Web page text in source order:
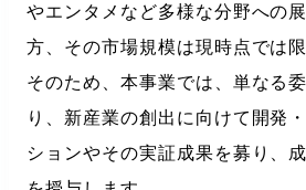
【第2回コミュニティイベント終
参加団体：49団体 ご参加ありが
2026.04.13
公募説明会のQ&Aを掲載しまし
を更新）
やエンタメなど多様な分野への
方、その市場規模は現時点では限
そのため、本事業では、単なる
り、新産業の創出に向けて開発
ションやその実証成果を募り、